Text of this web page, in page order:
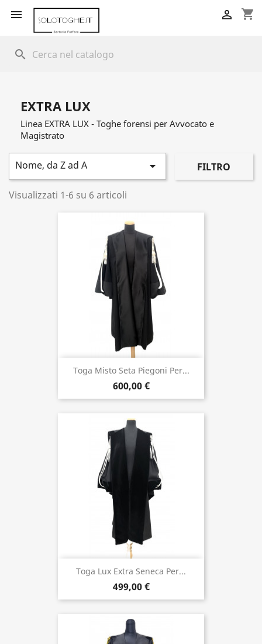
 shopping_cart

search
EXTRA LUX
Linea EXTRA LUX - Toghe forensi per Avvocato e
Magistrato
Nome, da Z ad A  FILTRO
Visualizzati 1-6 su 6 articoli
Toga Misto Seta Piegoni Per...
600,00 €
Toga Lux Extra Seneca Per...
499,00 €